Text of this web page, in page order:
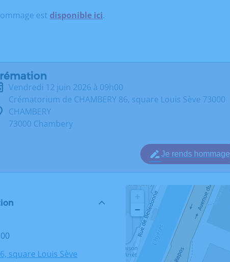
est disponible ici.
vendredi 12 juin 2026 à 09h00
Crématorium de CHAMBERY 86, square Louis Sève 73000
CHAMBERY
73000 Chambery
Je rends hommage
square Louis Sève
−